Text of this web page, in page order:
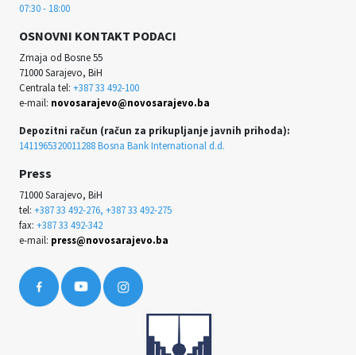
07:30 - 18:00
OSNOVNI KONTAKT PODACI
Zmaja od Bosne 55
71000 Sarajevo, BiH
Centrala tel: +387 33 492-100
e-mail: novosarajevo@novosarajevo.ba
Depozitni račun (račun za prikupljanje javnih prihoda):
1411965320011288 Bosna Bank International d.d.
Press
71000 Sarajevo, BiH
tel: +387 33 492-276, +387 33 492-275
fax: +387 33 492-342
e-mail: press@novosarajevo.ba